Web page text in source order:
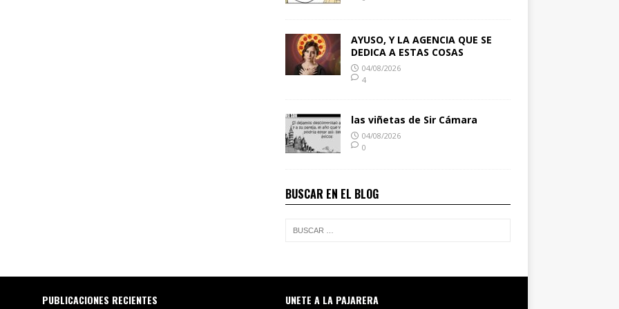
AYUSO, Y LA AGENCIA QUE SE
DEDICA A ESTAS COSAS
04/08/2026
4
las viñetas de Sir Cámara
04/08/2026
0
BUSCAR EN EL BLOG
PUBLICACIONES RECIENTES UNETE A LA PAJARERA